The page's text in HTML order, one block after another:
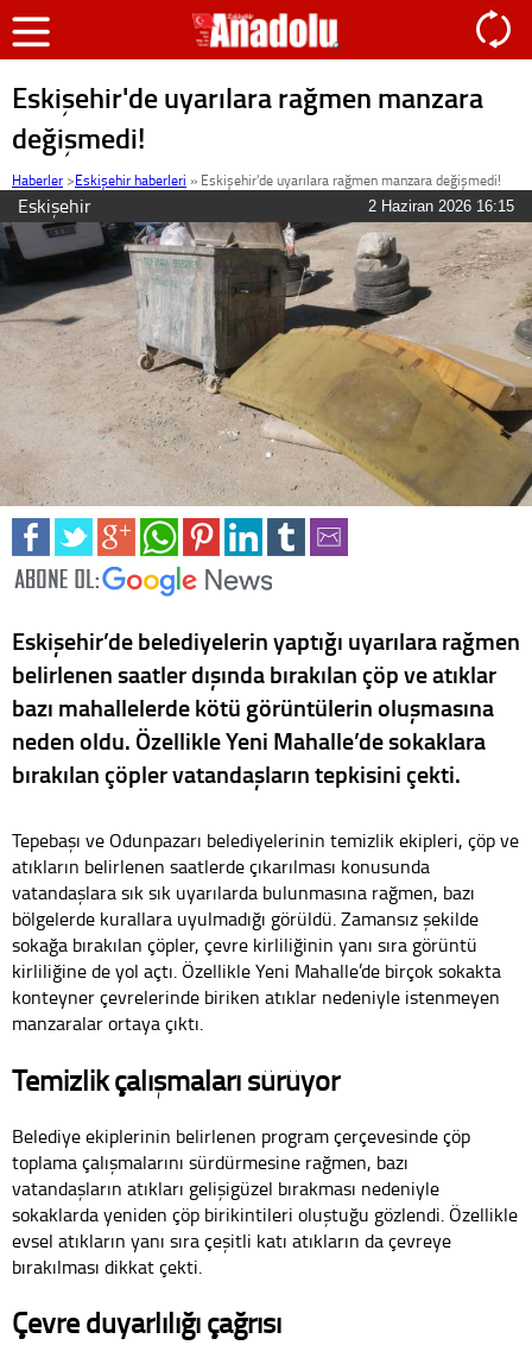
Eskişehir'de uyarılara rağmen manzara
değişmedi!
Haberler >Eskişehir haberleri » Eskişehir'de uyarılara rağmen manzara değişmedi!
Eskişehir 2 Haziran 2026 16:15
Eskişehir’de belediyelerin yaptığı uyarılara rağmen
belirlenen saatler dışında bırakılan çöp ve atıklar
bazı mahallelerde kötü görüntülerin oluşmasına
neden oldu. Özellikle Yeni Mahalle’de sokaklara
bırakılan çöpler vatandaşların tepkisini çekti.
Tepebaşı ve Odunpazarı belediyelerinin temizlik ekipleri, çöp ve
atıkların belirlenen saatlerde çıkarılması konusunda
vatandaşlara sık sık uyarılarda bulunmasına rağmen, bazı
bölgelerde kurallara uyulmadığı görüldü. Zamansız şekilde
sokağa bırakılan çöpler, çevre kirliliğinin yanı sıra görüntü
kirliliğine de yol açtı. Özellikle Yeni Mahalle’de birçok sokakta
konteyner çevrelerinde biriken atıklar nedeniyle istenmeyen
manzaralar ortaya çıktı.
Temizlik çalışmaları sürüyor
Belediye ekiplerinin belirlenen program çerçevesinde çöp
toplama çalışmalarını sürdürmesine rağmen, bazı
vatandaşların atıkları gelişigüzel bırakması nedeniyle
sokaklarda yeniden çöp birikintileri oluştuğu gözlendi. Özellikle
evsel atıkların yanı sıra çeşitli katı atıkların da çevreye
bırakılması dikkat çekti.
Çevre duyarlılığı çağrısı